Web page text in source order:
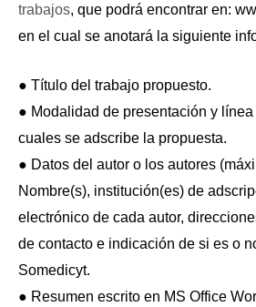
trabajos, que podrá encontrar en:
en el cual se anotará la siguiente
● Título del trabajo propuesto.
● Modalidad de presentación y
cuales se adscribe la propuesta.
● Datos del autor o los autores
Nombre(s), institución(es) de
electrónico de cada autor,
de contacto e indicación de si es o
Somedicyt.
● Resumen escrito en MS Office